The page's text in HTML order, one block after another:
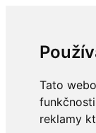
Tato
reklamy